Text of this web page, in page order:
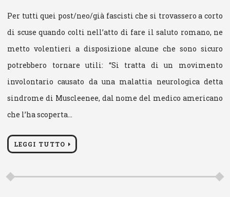
Per tutti quei post/neo/già fascisti che si trovassero a corto
di scuse quando colti nell’atto di fare il saluto romano, ne
metto volentieri a disposizione alcune che sono sicuro
potrebbero tornare utili: “Si tratta di un movimento
involontario causato da una malattia neurologica detta
sindrome di Muscleenee, dal nome del medico americano
che l’ha scoperta…
LEGGI TUTTO